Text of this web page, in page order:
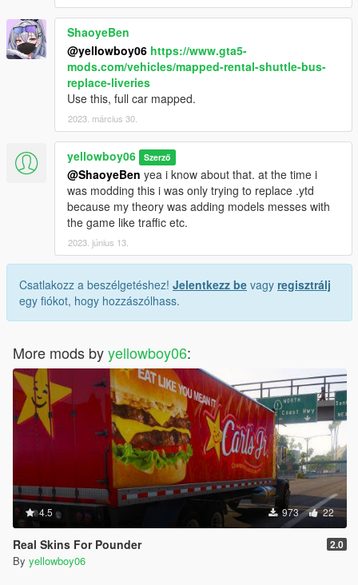
ShaoyeBen
@yellowboy06 https://www.gta5-
mods.com/vehicles/mapped-rental-shuttle-bus-
replace-liveries
Use this, full car mapped.
2023. március 30.
yellowboy06 Szerző
@ShaoyeBen yea i know about that. at the time i
was modding this i was only trying to replace .ytd
because my theory was adding models messes with
the game like traffic etc.
2023. június 13.
Csatlakozz a beszélgetéshez! Jelentkezz be vagy regisztrálj
egy fiókot, hogy hozzászólhass.
More mods byyellowboy06:
4.5 973 22
Real Skins For Pounder 2.0
By yellowboy06